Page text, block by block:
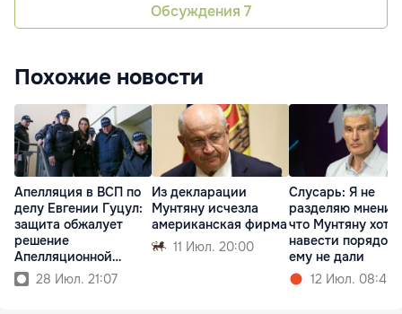
Обсуждения 7
Похожие новости
Апелляция в ВСП по
делу Евгении Гуцул:
защита обжалует
решение
Апелляционной
палаты28 Июл. 21:07
Из декларации
Мунтяну исчезла
американская фирма
11 Июл. 20:00
Слусарь: Я не
разделяю мнения,
что Мунтяну
навести порядок,
ему не дали
12 Июл. 08:49